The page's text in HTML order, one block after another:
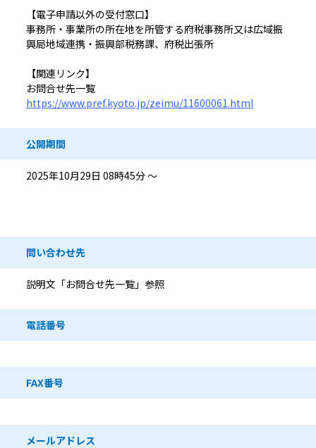
【電子申請以外の受付窓口】
事務所・事業所の所在地を所管する府税事務所又は広域振
興局地域連携・振興部税務課、府税出張所
【関連リンク】
お問合せ先一覧
https://www.pref.kyoto.jp/zeimu/11600061.html
公開期間
2025年10月29日 08時45分 ～
問い合わせ先
説明文「お問合せ先一覧」参照
電話番号
FAX番号
メールアドレス